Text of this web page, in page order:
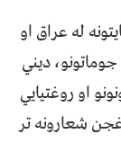
له عراق او
دیني
او روغتیایي
شعارونه تر